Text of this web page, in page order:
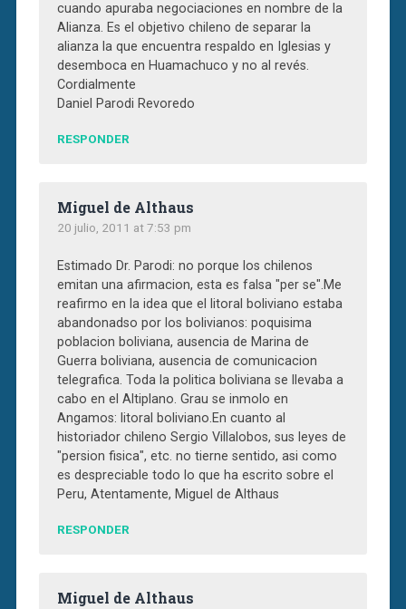
cuando apuraba negociaciones en nombre de la
Alianza. Es el objetivo chileno de separar la
alianza la que encuentra respaldo en Iglesias y
desemboca en Huamachuco y no al revés.
Cordialmente
Daniel Parodi Revoredo
RESPONDER
Miguel de Althaus
20 julio, 2011 at 7:53 pm
Estimado Dr. Parodi: no porque los chilenos
emitan una afirmacion, esta es falsa "per se".Me
reafirmo en la idea que el litoral boliviano estaba
abandonadso por los bolivianos: poquisima
poblacion boliviana, ausencia de Marina de
Guerra boliviana, ausencia de comunicacion
telegrafica. Toda la politica boliviana se llevaba a
cabo en el Altiplano. Grau se inmolo en
Angamos: litoral boliviano.En cuanto al
historiador chileno Sergio Villalobos, sus leyes de
"persion fisica", etc. no tierne sentido, asi como
es despreciable todo lo que ha escrito sobre el
Peru, Atentamente, Miguel de Althaus
RESPONDER
Miguel de Althaus